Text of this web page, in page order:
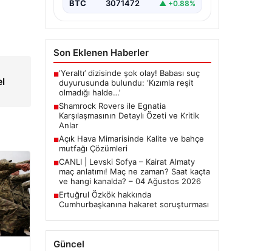
BTC 3071472 ▲ +0.88%
Son Eklenen Haberler
■‘Yeraltı’ dizisinde şok olay! Babası suç
duyurusunda bulundu: ‘Kızımla reşit
olmadığı halde…’
■Shamrock Rovers ile Egnatia
Karşılaşmasının Detaylı Özeti ve Kritik
Anlar
■Açık Hava Mimarisinde Kalite ve bahçe
mutfağı Çözümleri
■CANLI | Levski Sofya – Kairat Almaty
maç anlatımı! Maç ne zaman? Saat kaçta
ve hangi kanalda? – 04 Ağustos 2026
■Ertuğrul Özkök hakkında
Cumhurbaşkanına hakaret soruşturması
Güncel